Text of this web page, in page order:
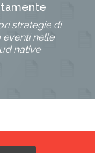
strategie di
nelle
native